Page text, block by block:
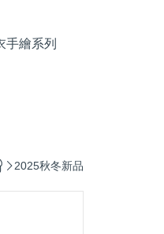
手繪系列
2025秋冬新品